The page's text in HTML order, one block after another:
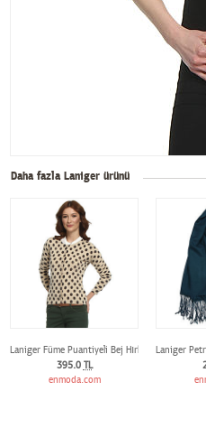
Daha fazla Laniger ürünü
Laniger Füme Puantiyeli Bej Hırka
395.0 TL
enmoda.com
Laniger